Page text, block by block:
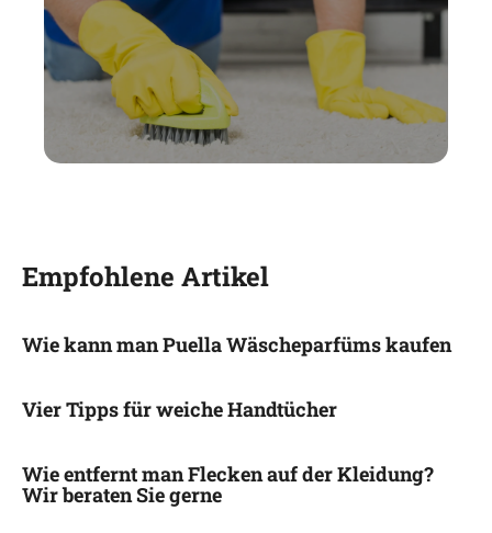
Empfohlene Artikel
Wie kann man Puella Wäscheparfüms kaufen
Vier Tipps für weiche Handtücher
Wie entfernt man Flecken auf der Kleidung?
Wir beraten Sie gerne